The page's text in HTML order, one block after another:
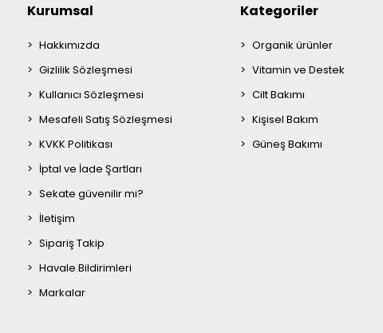
Kurumsal
Hakkımızda
Gizlilik Sözleşmesi
Kullanıcı Sözleşmesi
Mesafeli Satış Sözleşmesi
KVKK Politikası
İptal ve İade Şartları
Sekate güvenilir mi?
İletişim
Sipariş Takip
Havale Bildirimleri
Markalar
Kategoriler
Organik ürünler
Vitamin ve Destek
Cilt Bakımı
Kişisel Bakım
Güneş Bakımı